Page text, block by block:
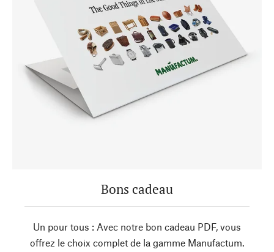
Bons cadeau
Un pour tous : Avec notre bon cadeau PDF, vous
offrez le choix complet de la gamme Manufactum.